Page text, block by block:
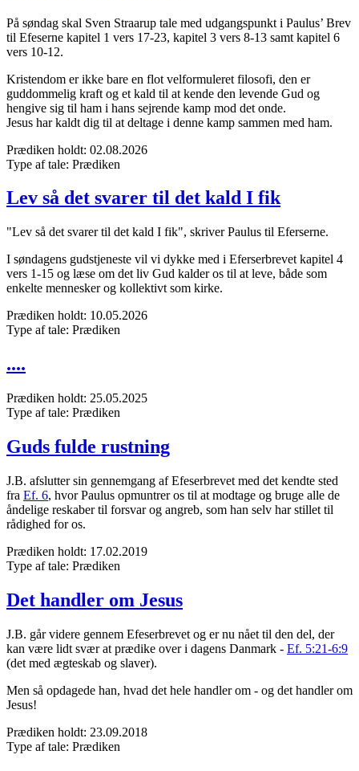
På søndag skal Sven Straarup tale med udgangspunkt i Paulus’ Brev
til Efeserne kapitel 1 vers 17-23, kapitel 3 vers 8-13 samt kapitel 6
vers 10-12.
Kristendom er ikke bare en flot velformuleret filosofi, den er
guddommelig kraft og et kald til at kende den levende Gud og
hengive sig til ham i hans sejrende kamp mod det onde.
Jesus har kaldt dig til at deltage i denne kamp sammen med ham.
Prædiken holdt: 02.08.2026
Type af tale: Prædiken
Lev så det svarer til det kald I fik
"Lev så det svarer til det kald I fik", skriver Paulus til Eferserne.
I søndagens gudstjeneste vil vi dykke med i Eferserbrevet kapitel 4
vers 1-15 og læse om det liv Gud kalder os til at leve, både som
enkelte mennesker og kollektivt som kirke.
Prædiken holdt: 10.05.2026
Type af tale: Prædiken
....
Prædiken holdt: 25.05.2025
Type af tale: Prædiken
Guds fulde rustning
J.B. afslutter sin gennemgang af Efeserbrevet med det kendte sted
fra Ef. 6, hvor Paulus opmuntrer os til at modtage og bruge alle de
åndelige reskaber til forsvar og angreb, som han selv har stillet til
rådighed for os.
Prædiken holdt: 17.02.2019
Type af tale: Prædiken
Det handler om Jesus
J.B. går videre gennem Efeserbrevet og er nu nået til den del, der
kan være lidt svær at prædike over i dagens Danmark - Ef. 5:21-6:9
(det med ægteskab og slaver).
Men så opdagede han, hvad det hele handler om - og det handler om
Jesus!
Prædiken holdt: 23.09.2018
Type af tale: Prædiken